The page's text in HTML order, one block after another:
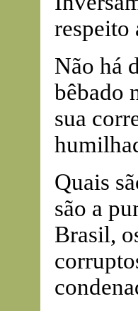
respeito
Não há
bêbado
sua
Quais
são a
Brasil,